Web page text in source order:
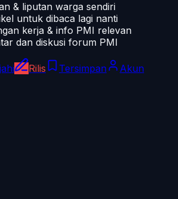
& liputan warga sendiri
untuk dibaca lagi nanti
kerja & info PMI relevan
dan diskusi forum PMI
Rilis Tersimpan Akun